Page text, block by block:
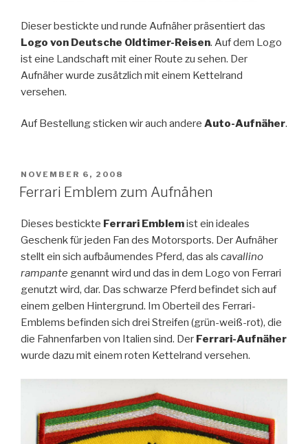
Dieser bestickte und runde Aufnäher präsentiert das
Logo von Deutsche Oldtimer-Reisen. Auf dem Logo
ist eine Landschaft mit einer Route zu sehen. Der
Aufnäher wurde zusätzlich mit einem Kettelrand
versehen.
Auf Bestellung sticken wir auch andere Auto-Aufnäher.
POSTED
ON
NOVEMBER 6, 2008
Ferrari Emblem zum Aufnähen
Dieses bestickte Ferrari Emblemist ein ideales
Geschenk für jeden Fan des Motorsports. Der Aufnäher
stellt ein sich aufbäumendes Pferd, das als cavallino
rampante genannt wird und das in dem Logo von Ferrari
genutzt wird, dar. Das schwarze Pferd befindet sich auf
einem gelben Hintergrund. Im Oberteil des Ferrari-
Emblems befinden sich drei Streifen (grün-weiß-rot), die
die Fahnenfarben von Italien sind. Der Ferrari-Aufnäher
wurde dazu mit einem roten Kettelrand versehen.